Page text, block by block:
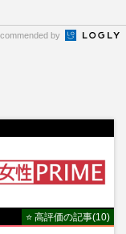
by
⭐ 高評価の記事(10)